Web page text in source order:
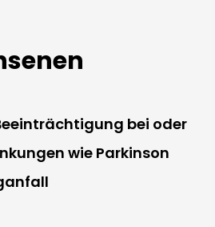
bei oder
wie Parkinson